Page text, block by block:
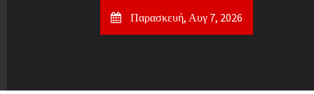
Παρασκευή, Αυγ 7, 2026